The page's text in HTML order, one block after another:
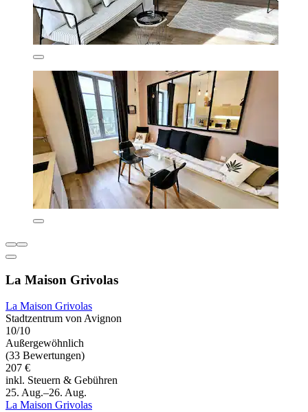
La Maison Grivolas
La Maison Grivolas
Stadtzentrum von Avignon
10/10
Außergewöhnlich
(33 Bewertungen)
207 €
inkl. Steuern & Gebühren
25. Aug.–26. Aug.
La Maison Grivolas